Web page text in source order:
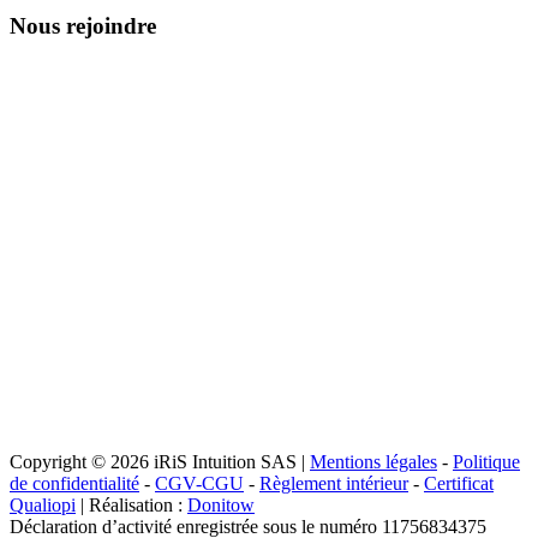
Nous rejoindre
Copyright © 2026 iRiS Intuition SAS | Mentions légales - Politique
de confidentialité - CGV-CGU - Règlement intérieur- Certificat
Qualiopi | Réalisation : Donitow
Déclaration d’activité enregistrée sous le numéro 11756834375